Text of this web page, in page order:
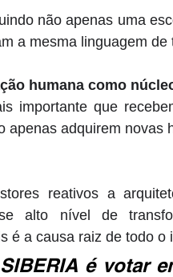
não apenas uma
a mesma linguagem
humana como
importante que
apenas adquirem novas
reativos a
alto nível de
é a causa raiz de todo
é votar